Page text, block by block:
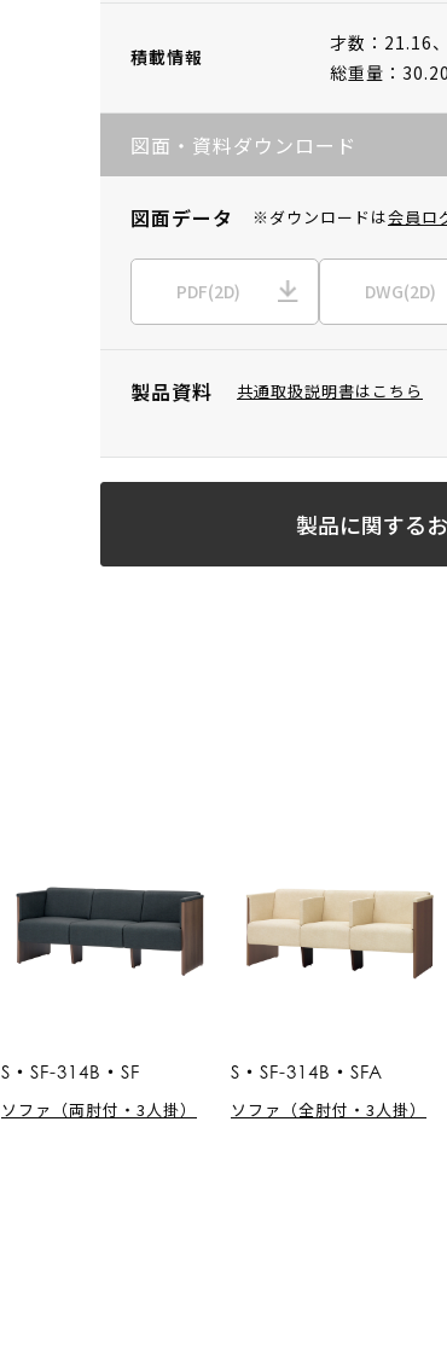
積載情報
才数：21.16、
総重量：
図面・資料ダウンロード
図面データ ※ダウンロードは会員ロ
PDF(2D) DWG(2D)
製品資料 共通取扱説明書はこちら
製品に関する
S・SF-314B・SF
ソファ（両肘付・3人掛）
S・SF-314B・SFA
ソファ（全肘付・3人掛）